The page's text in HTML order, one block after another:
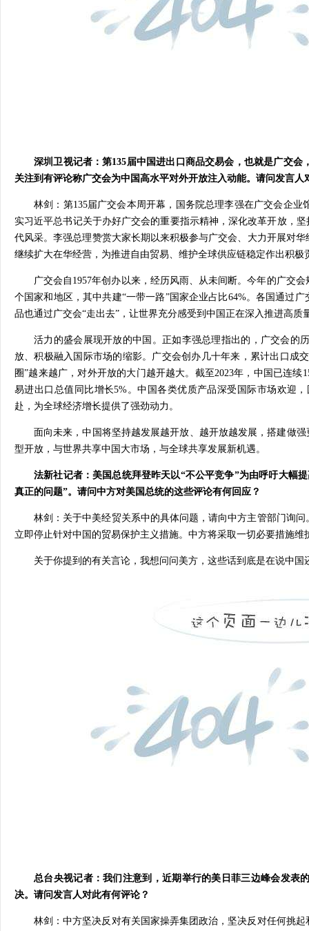
深圳卫视记者：第135届中国进出口商品交易会，也就是广交
关注到有评论称广交会为中国高水平对外开放注入动能。请问发言人
林剑：第135届广交会本周开幕，国务院总理李强在广交会企
实习近平总书记关于办好广交会的重要指示精神，深化改革开放，
代风采。李强总理赞赏大家长期以来积极参与广交会、大力开展对
继续扩大在华经营，为推进自由贸易、维护全球供应链稳定作出积极
广交会自1957年创办以来，经历风雨、从未间断。今年的广交
个国家和地区，其中共建“一带一路”国家企业占比64%。各国通过
品也通过广交会“走出去”，让世界充分感受到中国正在深入推进高质
活力的盛会展现开放的中国。正如李强总理指出的，广交会的
放、积极融入国际市场的缩影。广交会创办几十年来，累计出口成
圈”越来越广，对外开放的大门越开越大。截至2023年，中国已连
易进出口总值同比增长5%。中国各类优质产品深受国际市场欢迎
赴，为全球经济增长提供了强劲动力。
面向未来，中国将坚持越发展越开放、越开放越发展，搭建做
型开放，与世界共享中国大市场，与全球共享发展新机遇。
法新社记者：美国总统拜登昨天以“不公平竞争”为由呼吁大幅
真正的问题”。请问中方对美国总统的这些评论有何回应？
林剑：关于中美经贸关系中的具体问题，请向中方主管部门询
立即停止针对中国的贸易保护主义措施。中方将采取一切必要措施维
关于你提到的有关言论，我想问问美方，这些话到底是在说中国
总台央视记者：我们注意到，近期举行的美日菲三边峰会发表
决。请问发言人对此有何评论？
林剑：中方坚决反对有关国家操弄集团政治，坚决反对任何挑